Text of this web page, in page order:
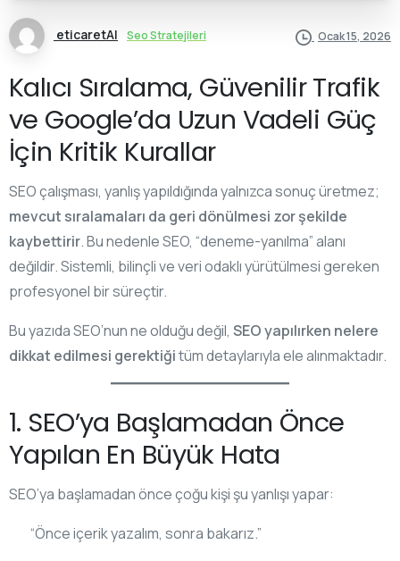
eticaretAI Seo Stratejileri Ocak 15, 2026
Kalıcı Sıralama, Güvenilir Trafik
ve Google’da Uzun Vadeli Güç
İçin Kritik Kurallar
SEO çalışması, yanlış yapıldığında yalnızca sonuç üretmez;
mevcut sıralamaları da geri dönülmesi zor şekilde
kaybettirir. Bu nedenle SEO, “deneme-yanılma” alanı
değildir. Sistemli, bilinçli ve veri odaklı yürütülmesi gereken
profesyonel bir süreçtir.
Bu yazıda SEO’nun ne olduğu değil, SEO yapılırken nelere
dikkat edilmesi gerektiğitüm detaylarıyla ele alınmaktadır.
1. SEO’ya Başlamadan Önce
Yapılan En Büyük Hata
SEO’ya başlamadan önce çoğu kişi şu yanlışı yapar:
“Önce içerik yazalım, sonra bakarız.”